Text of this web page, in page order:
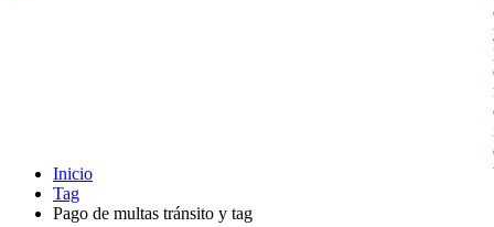
Inicio
Tag
Pago de multas tránsito y tag